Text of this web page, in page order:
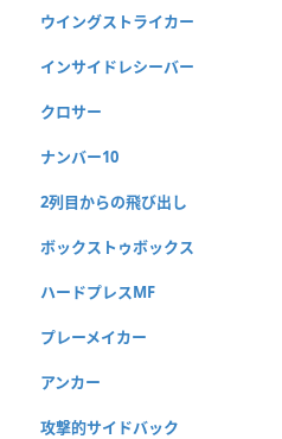
ウイングストライカー
インサイドレシーバー
クロサー
ナンバー10
2列目からの飛び出し
ボックストゥボックス
ハードプレスMF
プレーメイカー
アンカー
攻撃的サイドバック